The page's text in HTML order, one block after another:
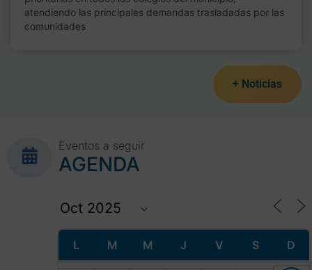
atendiendo las principales demandas trasladadas por las
comunidades
+ Noticias
Eventos a seguir
AGENDA
L M M J V S D